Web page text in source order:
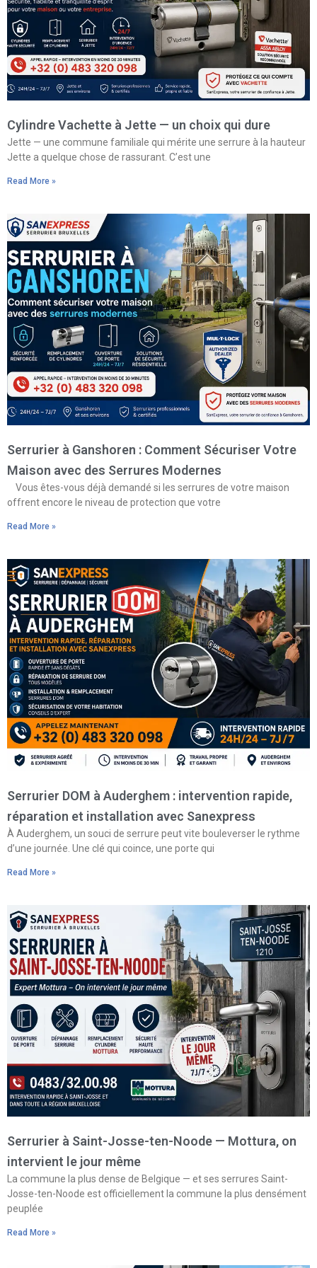
Cylindre Vachette à Jette — un choix qui dure
Jette — une commune familiale qui mérite une serrure à la hauteur
Jette a quelque chose de rassurant. C’est une
Read More »
Serrurier à Ganshoren : Comment Sécuriser Votre
Maison avec des Serrures Modernes
Vous êtes-vous déjà demandé si les serrures de votre maison
offrent encore le niveau de protection que votre
Read More »
Serrurier DOM à Auderghem : intervention rapide,
réparation et installation avec Sanexpress
À Auderghem, un souci de serrure peut vite bouleverser le rythme
d’une journée. Une clé qui coince, une porte qui
Read More »
Serrurier à Saint-Josse-ten-Noode — Mottura, on
intervient le jour même
La commune la plus dense de Belgique — et ses serrures Saint-
Josse-ten-Noode est officiellement la commune la plus densément
peuplée
Read More »